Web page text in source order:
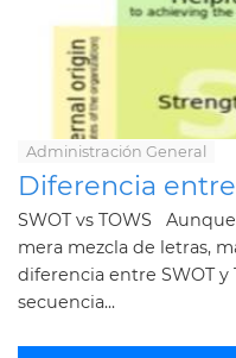
Administración General
Diferencia
SWOT vs TOWS
mera mezcla de letras,
diferencia entre SWOT
secuencia...